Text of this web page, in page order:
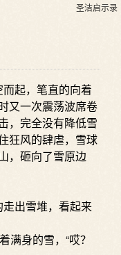
圣洁启示录
起，笔直的向着
又一次震荡波席卷
，完全没有降低雪
狂风的肆虐，雪球
，砸向了雪原边
出雪堆，看起来
身的雪，“哎？